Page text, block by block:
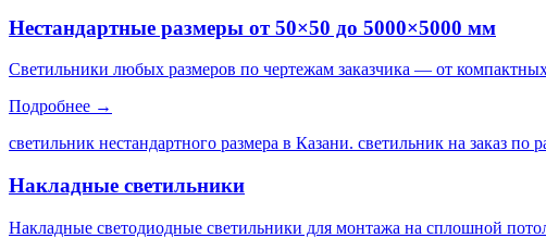
Нестандартные размеры от 50×50 до 5000×5000 мм
Светильники любых размеров по чертежам заказчика — от
Подробнее →
светильник нестандартного размера в Казани. светильник на заказ
Накладные светильники
Накладные светодиодные светильники для монтажа на сплошной